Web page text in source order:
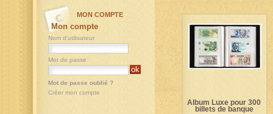
Album Luxe pour 300
billets de banque
MON COMPTE
Mon compte
Nom d'utilisateur
Mot de passe
Mot de passe oublié ?
Créer mon compte